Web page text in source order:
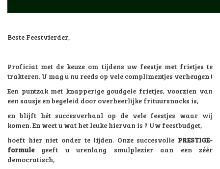
Beste Feestvierder,
Proficiat met de keuze om tijdens uw feestje met frietjes te
trakteren. U mag u nu reeds op vele complimentjes verheugen !
Een puntzak met knapperige goudgele frietjes, voorzien van
een sausje en begeleid door overheerlijke frituursnacks is,
en blijft hét succesverhaal op de vele feestjes waar wij
komen.En weet u wat het leuke hiervan is ? Uw feestbudget,
hoeft hier niet onder te lijden. Onze succesvolle PRESTIGE-
formulegeeft u urenlang smulplezier aan een zéér
democratisch,